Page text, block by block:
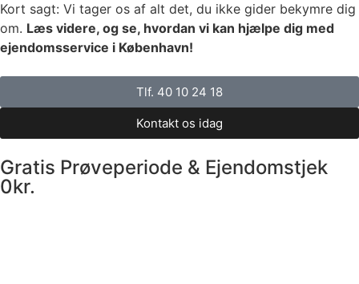
Kort sagt: Vi tager os af alt det, du ikke gider bekymre dig
om. Læs videre, og se, hvordan vi kan hjælpe dig med
ejendomsservice i København!
Tlf. 40 10 24 18
Kontakt os idag
Gratis Prøveperiode & Ejendomstjek
0kr.